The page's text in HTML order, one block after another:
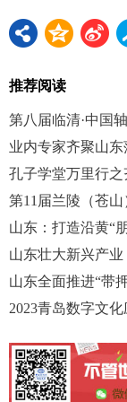
推荐阅读
业内专家齐聚山
孔子学堂万里行
第11届兰陵（苍
山东：打造沿黄“
山东壮大新兴产
山东全面推进“带
2023青岛数字文